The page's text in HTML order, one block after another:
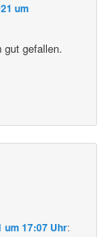
um
gut gefallen.
um 17:07 Uhr: